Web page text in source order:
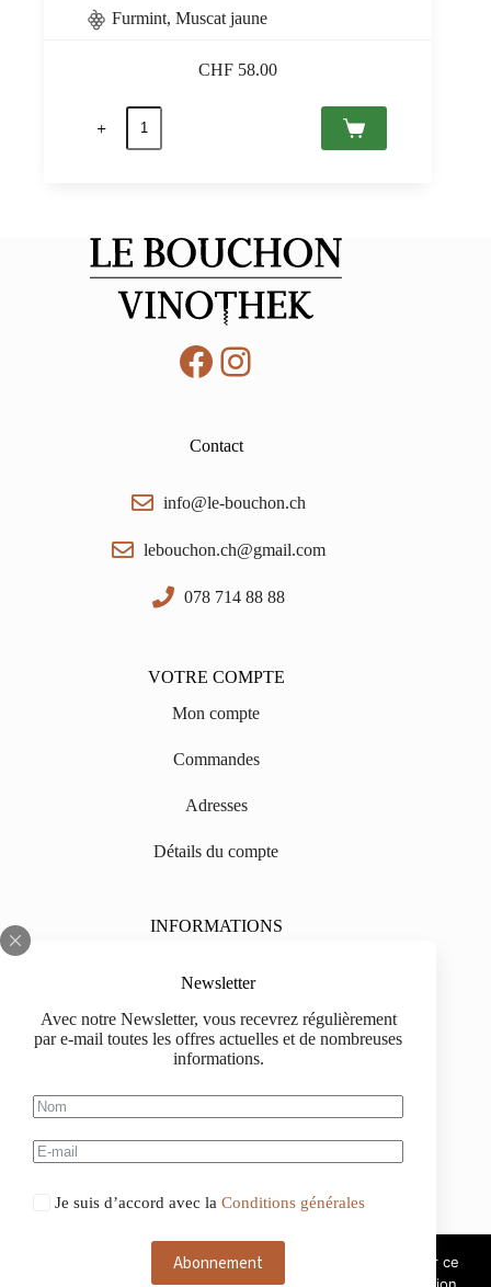
Newsletter
Avec notre Newsletter, vous recevrez régulièrement
par e-mail toutes les offres actuelles et de nombreuses
informations.
Je suis d’accord avec la Conditions générales
Abonnement
Furmint, Muscat jaune
CHF 58.00
quantité
Tokaji
Tokaj
PDO,
Royal
Tokaji
0,5
Facebook
Instagram
Contact
info@le-bouchon.ch
lebouchon.ch@gmail.com
078 714 88 88
VOTRE COMPTE
Mon compte
Commandes
Adresses
Détails du compte
INFORMATIONS
Livraison
Informations d'achat
Information de paiement
Ce site web utilise des cookies. Si vous continuez à utiliser ce